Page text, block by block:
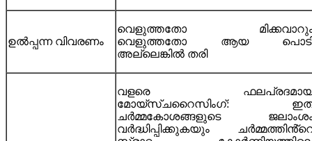
ഉൽപ്പന്ന വിവരണം
വെളുത്തതോ
വെളുത്തതോ ആയ
അല്ലെങ്കിൽ തരി
വളരെ
മോയ്സ്ചറൈസിംഗ്:
ചർമ്മകോശങ്ങളുടെ
വർദ്ധിപ്പിക്കുകയും